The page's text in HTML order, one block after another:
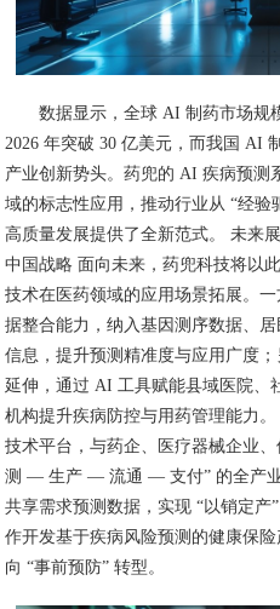
数据显示，全球 AI 制药市场规
2026 年突破 30 亿美元，而我国 AI
产业创新势头。药兜的 AI 疾病预测
域的标志性应用，推动行业从 “经验
高质量发展提供了全新范式。 未来
中国战略 面向未来，药兜科技将以
技术在医药领域的应用场景拓展。
据整合能力，纳入基因测序数据、
信息，提升预测精准度与应用广度
延伸，通过 AI 工具赋能县域医院、
机构提升疾病防控与用药管理能力
技术平台，与药企、医疗器械企业
测 — 生产 — 流通 — 支付” 的全产
共享需求预测数据，实现 “以销定产
作开发基于疾病风险预测的健康保
向 “事前预防” 转型。